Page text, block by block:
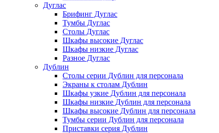
Дуглас
Брифинг Дуглас
Тумбы Дуглас
Столы Дуглас
Шкафы высокие Дуглас
Шкафы низкие Дуглас
Разное Дуглас
Дублин
Столы серии Дублин для персонала
Экраны к столам Дублин
Шкафы узкие Дублин для персонала
Шкафы низкие Дублин для персонала
Шкафы высокие Дублин для персонала
Тумбы серии Дублин для персонала
Приставки серия Дублин